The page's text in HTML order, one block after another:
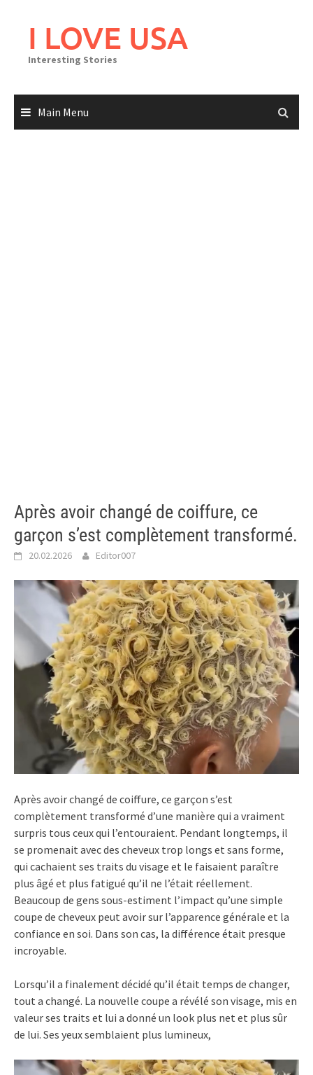
I LOVE USA
Interesting Stories
Main Menu
Après avoir changé de coiffure, ce
garçon s’est complètement transformé.
20.02.2026 Editor007
Après avoir changé de coiffure, ce garçon s’est
complètement transformé d’une manière qui a vraiment
surpris tous ceux qui l’entouraient. Pendant longtemps, il
se promenait avec des cheveux trop longs et sans forme,
qui cachaient ses traits du visage et le faisaient paraître
plus âgé et plus fatigué qu’il ne l’était réellement.
Beaucoup de gens sous-estiment l’impact qu’une simple
coupe de cheveux peut avoir sur l’apparence générale et la
confiance en soi. Dans son cas, la différence était presque
incroyable.
Lorsqu’il a finalement décidé qu’il était temps de changer,
tout a changé. La nouvelle coupe a révélé son visage, mis en
valeur ses traits et lui a donné un look plus net et plus sûr
de lui. Ses yeux semblaient plus lumineux,